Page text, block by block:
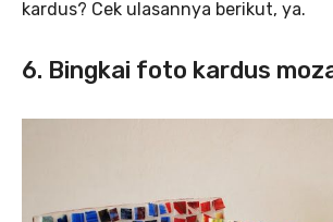
kardus? Cek ulasannya berikut, ya.
6. Bingkai foto kardus